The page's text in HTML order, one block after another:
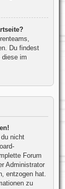
Du findest
diese im
nicht
Forum
Administrator
entzogen hat.
zu